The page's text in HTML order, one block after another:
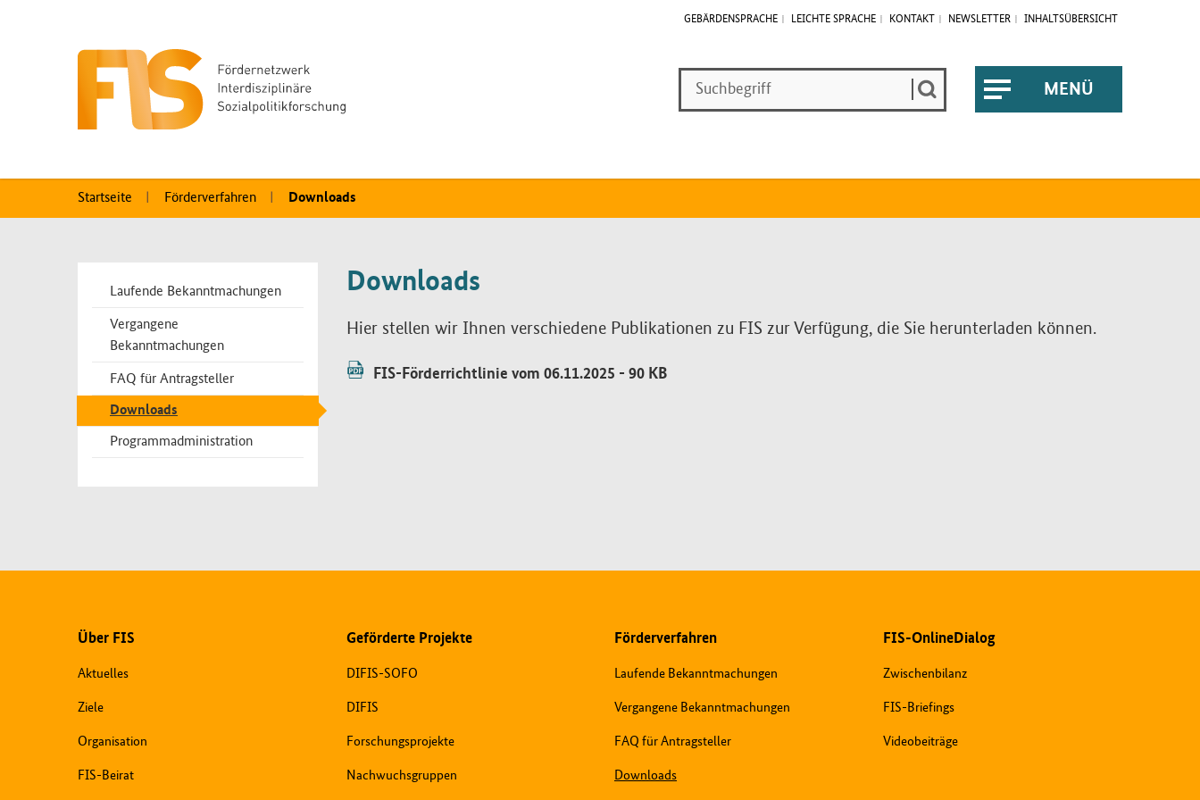
GEBÄRDENSPRACHE LEICHTE SPRACHE KONTAKT NEWSLETTER INHALTSÜBERSICHT
Suche
MENÜ
Startseite Förderverfahren Downloads
Zusatzinformationen
Bereichsmenü
Laufende Bekanntmachungen
Vergangene
Bekanntmachungen
FAQ für Antragsteller
Downloads
Programmadministration
Downloads
Hier stel­len wir Ih­nen ver­schie­de­ne Pu­bli­ka­tio­nen zu FIS zur Ver­fü­gung, die Sie herunterladen kön­nen.
FIS-Förderrichtlinie vom 06.11.2025 - 90 KB
Über FIS
Aktuelles
Ziele
Organisation
FIS-Beirat
Geförderte Projekte
DIFIS-SOFO
DIFIS
Forschungsprojekte
Nachwuchsgruppen
Förderverfahren
Laufende Bekanntmachungen
Vergangene Bekanntmachungen
FAQ für Antragsteller
Downloads
FIS-OnlineDialog
Zwischenbilanz
FIS-Briefings
Videobeiträge